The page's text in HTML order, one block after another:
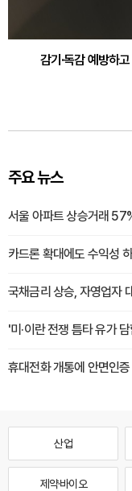
감기·독감 예방하
주요 뉴스
서울 아파트 상승거래
카드론 확대에도 수익성
국채금리 상승, 자영업자
'미·이란 전쟁 틈타 유가
휴대전화 개통에 안면인
산업
제약·바이오